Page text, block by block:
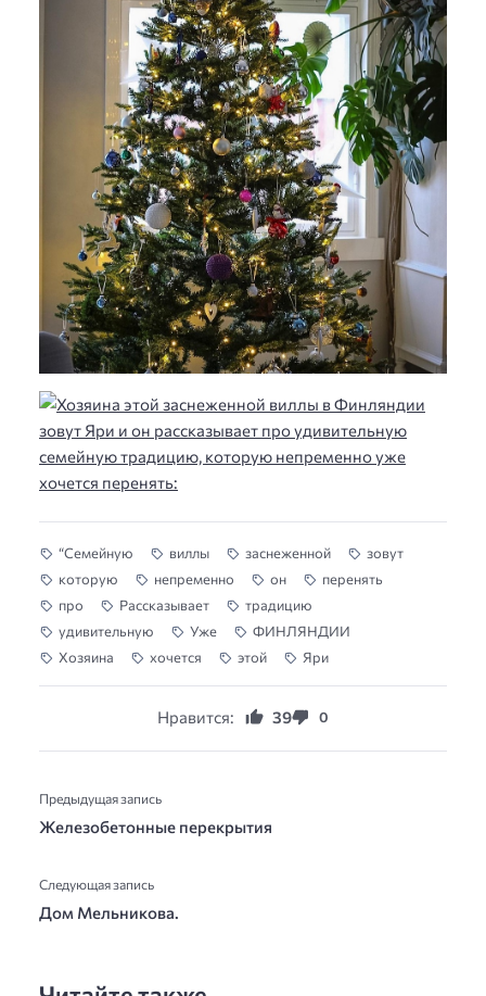
“Семейную виллы заснеженной
зовут
которую
непременно он
перенять
про
Рассказывает
традицию
удивительную
Уже
ФИНЛЯНДИИ
Хозяина
хочется этой Яри
Нравится: 39 0
Предыдущая запись
Железобетонные перекрытия
Следующая запись
Дом Мельникова.